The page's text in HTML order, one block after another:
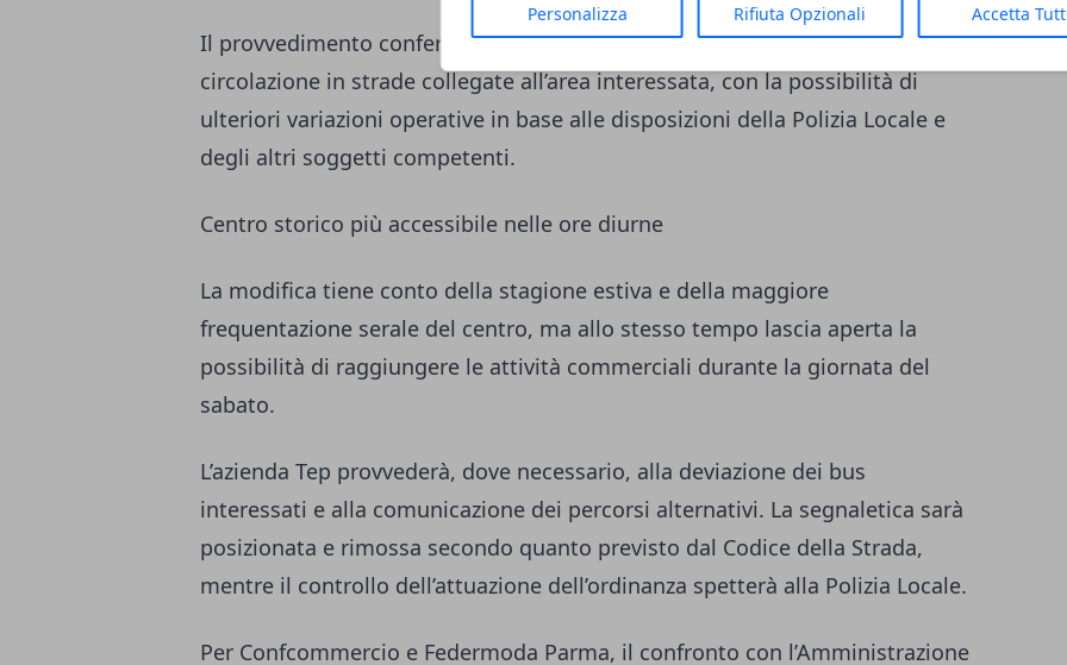
Personalizza Rifiuta Opzionali Accetta
Il provvedimento conferma anche alcune modifiche alla sosta e alla
circolazione in strade collegate all’area interessata, con la possibilità di
ulteriori variazioni operative in base alle disposizioni della Polizia Locale e
degli altri soggetti competenti.
Centro storico più accessibile nelle ore diurne
La modifica tiene conto della stagione estiva e della maggiore
frequentazione serale del centro, ma allo stesso tempo lascia aperta la
possibilità di raggiungere le attività commerciali durante la giornata del
sabato.
L’azienda Tep provvederà, dove necessario, alla deviazione dei bus
interessati e alla comunicazione dei percorsi alternativi. La segnaletica sarà
posizionata e rimossa secondo quanto previsto dal Codice della Strada,
mentre il controllo dell’attuazione dell’ordinanza spetterà alla Polizia Locale.
Per Confcommercio e Federmoda Parma, il confronto con l’Amministrazione